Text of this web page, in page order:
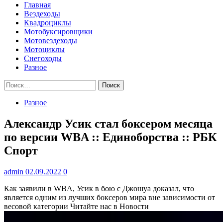
Главная
Вездеходы
Квадроциклы
Мотобуксировщики
Мотовездеходы
Мотоциклы
Снегоходы
Разное
Найти:
Разное
Александр Усик стал боксером месяца
по версии WBA :: Единоборства :: РБК
Спорт
admin 02.09.2022 0
Как заявили в WBA, Усик в бою с Джошуа доказал, что
является одним из лучших боксеров мира вне зависимости от
весовой категории Читайте нас в Новости